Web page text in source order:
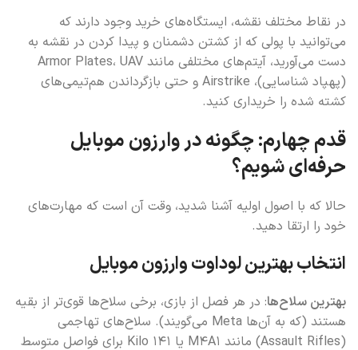
در نقاط مختلف نقشه، ایستگاه‌های خرید وجود دارند که
می‌توانید با پولی که از کشتن دشمنان و پیدا کردن در نقشه به
دست می‌آورید، آیتم‌های مختلفی مانند Armor Plates، UAV
(پهپاد شناسایی)، Airstrike و حتی بازگرداندن هم‌تیمی‌های
کشته شده را خریداری کنید.
قدم چهارم: چگونه در وارزون موبایل
حرفه‌ای شویم؟
حالا که با اصول اولیه آشنا شدید، وقت آن است که مهارت‌های
خود را ارتقا دهید.
انتخاب بهترین لوداوت وارزون موبایل
بهترین سلاح‌ها: در هر فصل از بازی، برخی سلاح‌ها قوی‌تر از بقیه
هستند (که به آن‌ها Meta می‌گویند). سلاح‌های تهاجمی
(Assault Rifles) مانند M4A1 یا Kilo 141 برای فواصل متوسط